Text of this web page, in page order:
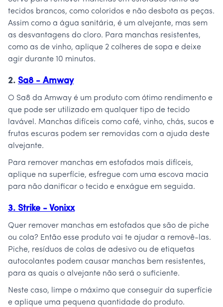
tecidos brancos, como coloridos e não desbota as peças.
Assim como a água sanitária, é um alvejante, mas sem
as desvantagens do cloro. Para manchas resistentes,
como as de vinho, aplique 2 colheres de sopa e deixe
agir durante 10 minutos.
2. Sa8 - Amway
O Sa8 da Amway é um produto com ótimo rendimento e
que pode ser utilizado em qualquer tipo de tecido
lavável. Manchas difíceis como café, vinho, chás, sucos e
frutas escuras podem ser removidas com a ajuda deste
alvejante.
Para remover manchas em estofados mais difíceis,
aplique na superfície, esfregue com uma escova macia
para não danificar o tecido e enxágue em seguida.
3. Strike - Vonixx
Quer remover manchas em estofados que são de piche
ou cola? Então esse produto vai te ajudar a removê-las.
Piche, resíduos de colas de adesivo ou de etiquetas
autocolantes podem causar manchas bem resistentes,
para as quais o alvejante não será o suficiente.
Neste caso, limpe o máximo que conseguir da superfície
e aplique uma pequena quantidade do produto.